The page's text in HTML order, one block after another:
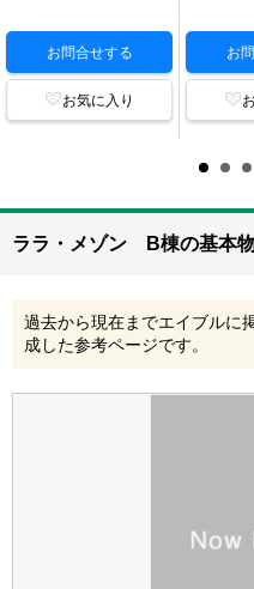
お問合せする
お気に入り
お
ララ・メゾン B棟の基本
過去から現在までエイブルに
成した参考ページです。